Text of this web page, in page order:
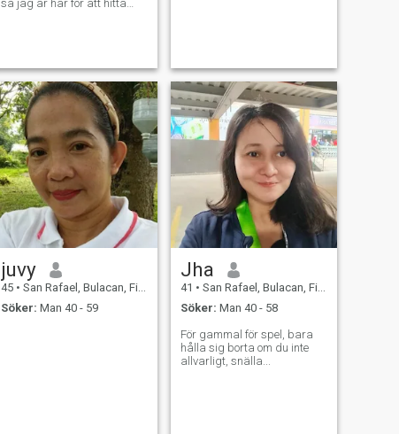
så jag är här för att hitta
juvy
45 • San Rafael, Bulacan, Filippinerna
Söker: Man 40 - 59
Jha
41 • San Rafael, Bulacan, Filippinerna
Söker: Man 40 - 58
För gammal för spel, bara
hålla sig borta om du inte
allvarligt, snälla...